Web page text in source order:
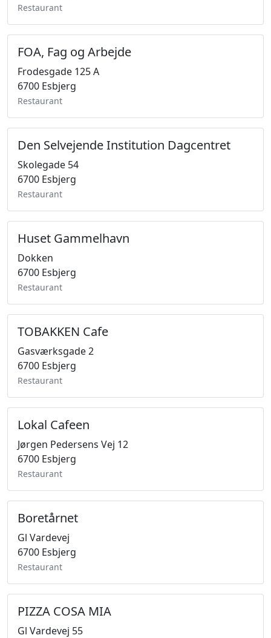
Restaurant
FOA, Fag og Arbejde
Frodesgade 125 A
6700 Esbjerg
Restaurant
Den Selvejende Institution Dagcentret
Skolegade 54
6700 Esbjerg
Restaurant
Huset Gammelhavn
Dokken
6700 Esbjerg
Restaurant
TOBAKKEN Cafe
Gasværksgade 2
6700 Esbjerg
Restaurant
Lokal Cafeen
Jørgen Pedersens Vej 12
6700 Esbjerg
Restaurant
Boretårnet
Gl Vardevej
6700 Esbjerg
Restaurant
PIZZA COSA MIA
Gl Vardevej 55